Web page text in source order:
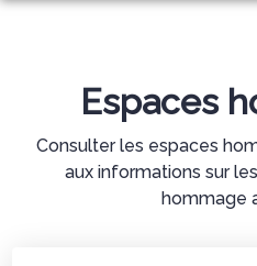
MONUMENTS FUNÉRAIRES
NOS AGENCES
NOTRE CHAMBRE FUNÉRAIRE
Espaces
Consulter les espaces
aux informations sur
hommage